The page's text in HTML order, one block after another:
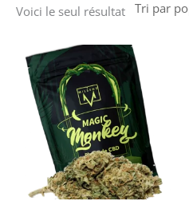
Voici le seul résultat
Ce
produit
a
plusieurs
variations.
Les
options
peuvent
être